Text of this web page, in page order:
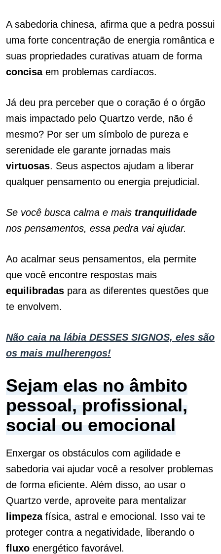
A sabedoria chinesa, afirma que a pedra possui
uma forte concentração de energia romântica e
suas propriedades curativas atuam de forma
concisa em problemas cardíacos.
Já deu pra perceber que o coração é o órgão
mais impactado pelo Quartzo verde, não é
mesmo? Por ser um símbolo de pureza e
serenidade ele garante jornadas mais
virtuosas. Seus aspectos ajudam a liberar
qualquer pensamento ou energia prejudicial.
Se você busca calma e mais tranquilidade
nos pensamentos, essa pedra vai ajudar.
Ao acalmar seus pensamentos, ela permite
que você encontre respostas mais
equilibradas para as diferentes questões que
te envolvem.
Não caia na lábia DESSES SIGNOS, eles são
os mais mulherengos!
Sejam elas no âmbito
pessoal, profissional,
social ou emocional
Enxergar os obstáculos com agilidade e
sabedoria vai ajudar você a resolver problemas
de forma eficiente. Além disso, ao usar o
Quartzo verde, aproveite para mentalizar
limpezafísica, astral e emocional. Isso vai te
proteger contra a negatividade, liberando o
fluxo energético favorável.